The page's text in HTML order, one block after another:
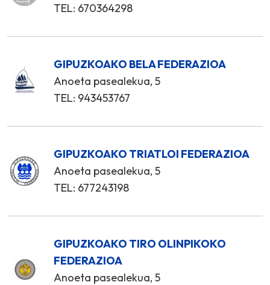
TEL: 670364298
GIPUZKOAKO BELA FEDERAZIOA
Anoeta pasealekua, 5
TEL: 943453767
GIPUZKOAKO TRIATLOI FEDERAZIOA
Anoeta pasealekua, 5
TEL: 677243198
GIPUZKOAKO TIRO OLINPIKOKO
FEDERAZIOA
Anoeta pasealekua, 5